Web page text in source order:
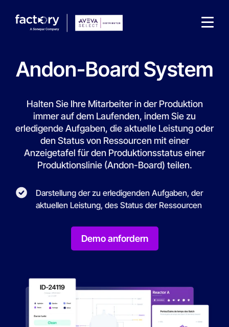
Wonach suchst du ?
Andon-Board System
Halten Sie Ihre Mitarbeiter in der Produktion
immer auf dem Laufenden, indem Sie zu
erledigende Aufgaben, die aktuelle Leistung oder
den Status von Ressourcen mit einer
Anzeigetafel für den Produktionsstatus einer
Produktionslinie (Andon-Board) teilen.
Darstellung der zu erledigenden Aufgaben, der
aktuellen Leistung, des Status der Ressourcen
Demo anfordern